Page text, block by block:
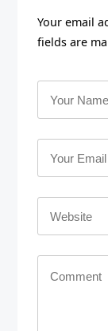
Your email
fields are